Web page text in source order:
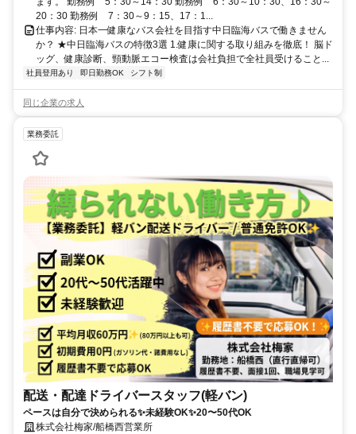
20：30 勤務例 7：30～9：15、17：1...
仕事内容: 日本一健康なバス会社を目指す中日臨海バスで働きません
か？ ★中日臨海バスの特徴3選 1.健康に関する取り組みを徹底！ 脳ド
ッグ、健康診断、頸動脈エコー検査は会社負担で全社員受けること...
社員登用あり 即日勤務OK シフト制
同じ企業の求人
業務委託
配送・配達ドライバースタッフ(軽バン)
ペースは自分で決められる✨未経験OK✨20〜50代OK
株式会社梅家/船橋西営業所